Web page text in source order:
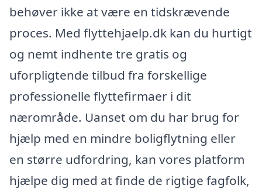
behøver ikke at være en tidskrævende
proces. Med flyttehjaelp.dk kan du hurtigt
og nemt indhente tre gratis og
uforpligtende tilbud fra forskellige
professionelle flyttefirmaer i dit
nærområde. Uanset om du har brug for
hjælp med en mindre boligflytning eller
en større udfordring, kan vores platform
hjælpe dig med at finde de rigtige fagfolk,